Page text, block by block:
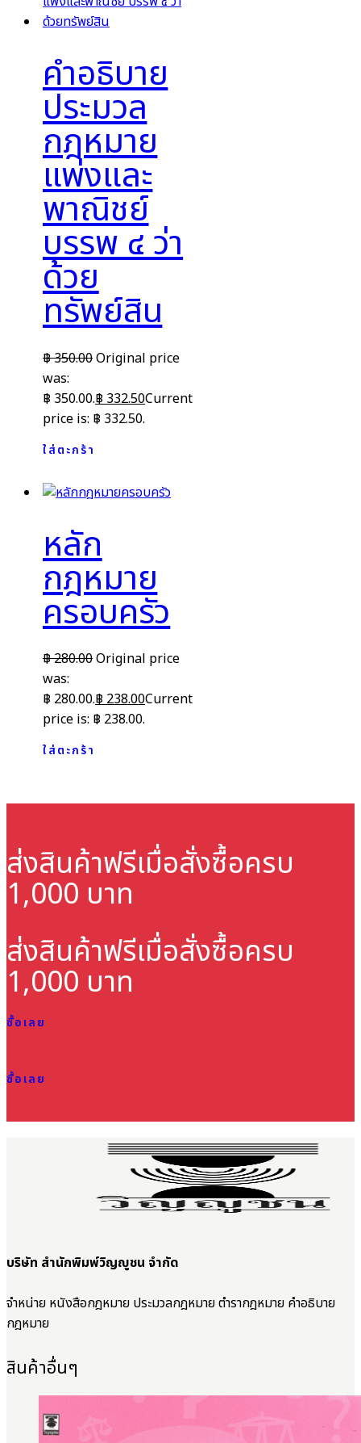
คำอธิบาย
ประมวล
กฎหมาย
แพ่งและ
พาณิชย์
บรรพ ๔ ว่า
ด้วย
ทรัพย์สิน
฿350.00Original price
was:
฿ 350.00.฿ 332.50Current
price is: ฿ 332.50.
ใส่ตะกร้า
หลัก
กฎหมาย
ครอบครัว
฿280.00Original price
was:
฿ 280.00.฿238.00Current
price is: ฿ 238.00.
ใส่ตะกร้า
ส่งสินค้าฟรีเมื่อสั่งซื้อครบ
1,000 บาท
ส่งสินค้าฟรีเมื่อสั่งซื้อครบ
1,000 บาท
ซื้อเลย
ซื้อเลย
บริษัท สำนักพิมพ์วิญญูชน จำกัด
จำหน่าย หนังสือกฎหมาย ประมวลกฎหมาย ตำรากฎหมาย คำอธิบาย
กฎหมาย
สินค้าอื่นๆ